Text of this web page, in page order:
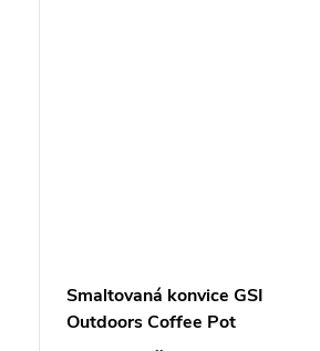
Smaltovaná konvice GSI
Outdoors Coffee Pot